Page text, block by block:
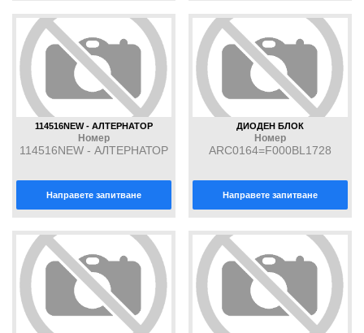
114516NEW - АЛТЕРНАТОР
Номер
114516NEW - АЛТЕРНАТОР
Направете запитване
ДИОДЕН БЛОК
Номер
ARC0164=F000BL1728
Направете запитване